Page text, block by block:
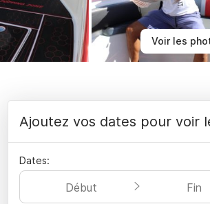
Voir les
Ajoutez vos dates pour voir
Dates:
Début Fin